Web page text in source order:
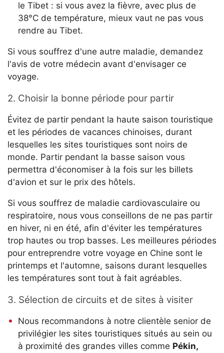
le Tibet : si vous avez la fièvre, avec plus de
38°C de température, mieux vaut ne pas vous
rendre au Tibet.
Si vous souffrez d'une autre maladie, demandez
l'avis de votre médecin avant d'envisager ce
voyage.
2. Choisir la bonne période pour partir
Évitez de partir pendant la haute saison touristique
et les périodes de vacances chinoises, durant
lesquelles les sites touristiques sont noirs de
monde. Partir pendant la basse saison vous
permettra d'économiser à la fois sur les billets
d'avion et sur le prix des hôtels.
Si vous souffrez de maladie cardiovasculaire ou
respiratoire, nous vous conseillons de ne pas partir
en hiver, ni en été, afin d'éviter les températures
trop hautes ou trop basses. Les meilleures périodes
pour entreprendre votre voyage en Chine sont le
printemps et l'automne, saisons durant lesquelles
les températures sont tout à fait agréables.
3. Sélection de circuits et de sites à visiter
Nous recommandons à notre clientèle senior de
privilégier les sites touristiques situés au sein ou
à proximité des grandes villes comme Pékin,